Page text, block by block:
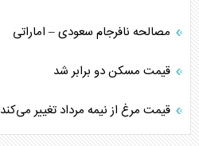
مصالحه نافرجام سعودی – اماراتی
قیمت مسکن دو برابر شد
قیمت مرغ از نیمه مرداد تغییر می‌کند